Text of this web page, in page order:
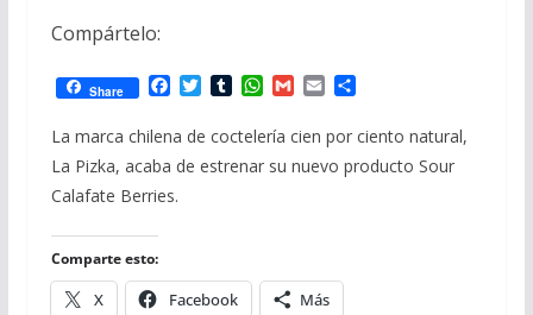
Compártelo:
Share
F
c
e
b
o
T
i
t
t
T
m
b
l
W
a
t
s
G
a
i
l
E
a
i
l
C
m
p
a
La marca chilena de coctelería cien por ciento natural,
La Pizka, acaba de estrenar su nuevo producto Sour
Calafate Berries.
Comparte esto:
X Facebook Más